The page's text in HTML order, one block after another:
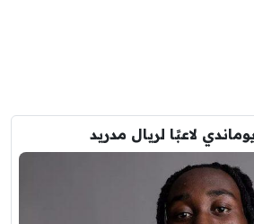
لاعبًا لريال مدريد